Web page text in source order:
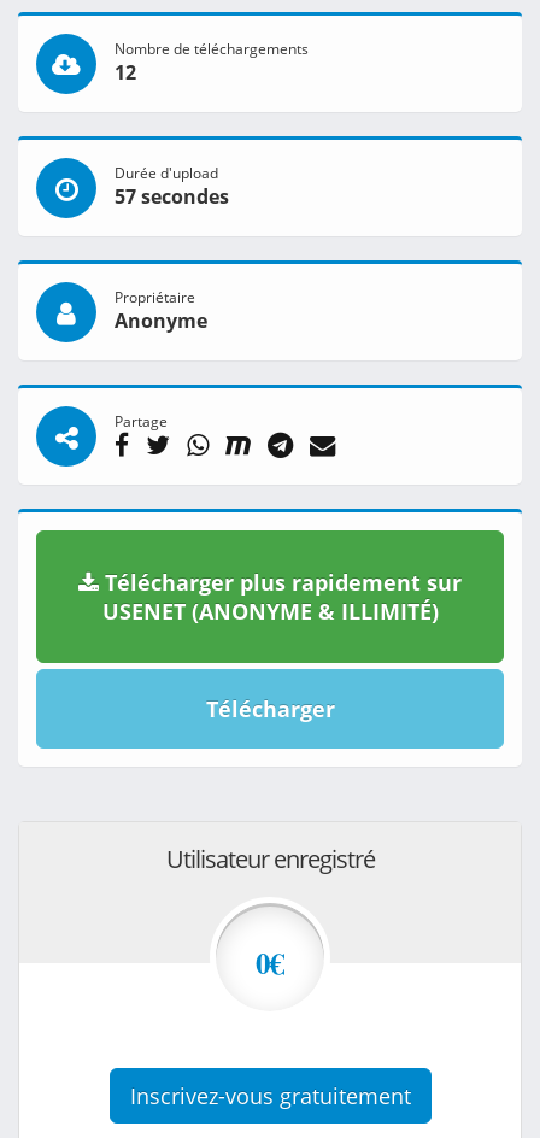
Nombre de téléchargements
12
Durée d'upload
57 secondes
Propriétaire
Anonyme
Partage
Télécharger plus rapidement sur
USENET (ANONYME & ILLIMITÉ)
Télécharger
Utilisateur enregistré
0€
Inscrivez-vous gratuitement